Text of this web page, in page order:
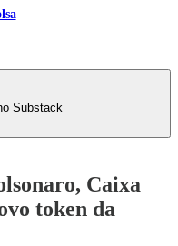
Substack
Caixa
token da